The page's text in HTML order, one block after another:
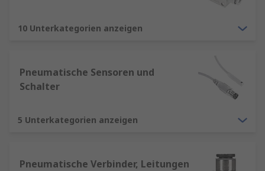
10 Unterkategorien anzeigen
Pneumatische Sensoren und
Schalter
5 Unterkategorien anzeigen
Pneumatische Verbinder, Leitungen